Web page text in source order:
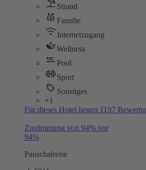
Strand
Familie
Internetzugang
Wellness
Pool
Sport
Sonstiges
+1
Für dieses Hotel liegen 1197
Zustimmung von 94% vor
94%
Pauschalreise